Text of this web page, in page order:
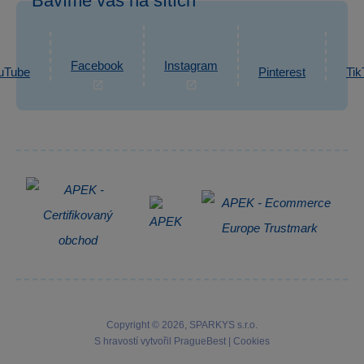
Reklamace
Informace o zpracování osobních údajů
eshop@sparkys.cz
Napsat zprávu
Facebook Instagram Pinterest
Copyright © 2026, SPARKYS s.r.o.
S hravostí vytvořil
PragueBest Cookies